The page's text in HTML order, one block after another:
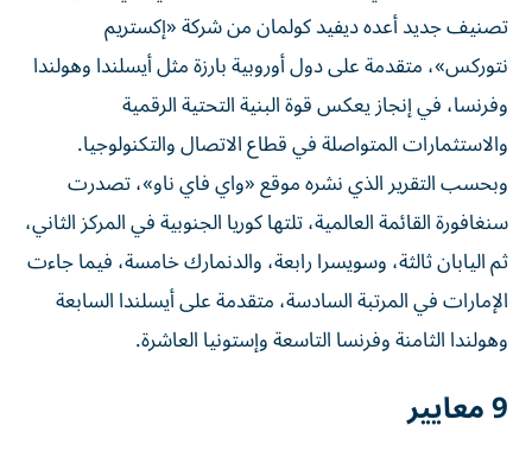
تصنيف جديد أعده ديفيد كولمان من شركة «إكستريم
نتوركس»، متقدمة على دول أوروبية بارزة مثل أيسلندا وهولندا
وفرنسا، في إنجاز يعكس قوة البنية التحتية الرقمية
والاستثمارات المتواصلة في قطاع الاتصال والتكنولوجيا.
وبحسب التقرير الذي نشره موقع «واي فاي ناو»، تصدرت
سنغافورة القائمة العالمية، تلتها كوريا الجنوبية في المركز الثاني،
ثم اليابان ثالثة، وسويسرا رابعة، والدنمارك خامسة، فيما جاءت
الإمارات في المرتبة السادسة، متقدمة على أيسلندا السابعة
وهولندا الثامنة وفرنسا التاسعة وإستونيا العاشرة.
9 معايير